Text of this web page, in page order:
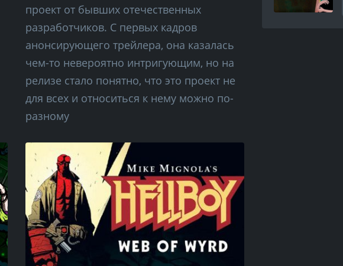
проект от бывших отечественных
разработчиков. С первых кадров
анонсирующего трейлера, она казалась
чем-то невероятно интригующим, но на
релизе стало понятно, что это проект не
для всех и относиться к нему можно по-
разному